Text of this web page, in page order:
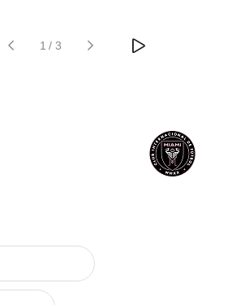
1 / 3